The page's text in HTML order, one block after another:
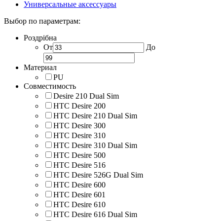
Универсальные аксессуары
Выбор по параметрам:
Роздрібна
От
До
Материал
PU
Совместимость
Desire 210 Dual Sim
HTC Desire 200
HTC Desire 210 Dual Sim
HTC Desire 300
HTC Desire 310
HTC Desire 310 Dual Sim
HTC Desire 500
HTC Desire 516
HTC Desire 526G Dual Sim
HTC Desire 600
HTC Desire 601
HTC Desire 610
HTC Desire 616 Dual Sim